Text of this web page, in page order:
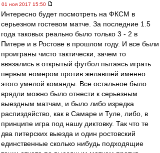
01 ноя 2017 15:50
Интересно будет посмотреть на ФКСМ в
серьезном гостевом матче. За последние 1.5
года таковых реально было только 3 - 2 в
Питере и в Ростове в прошлом году. И все были
проиграны чисто тактически, зачем то
ввязались в открытый футбол пытаясь играть
первым номером против желавшей именно
этого умелой команды. Все остальное было
врядли можно было отнести к серьезным
выездным матчам, и было либо изредка
распиздяйство, как в Самаре и Туле, либо, в
принципе игра под нашу диктовку. Так что те
два питерских выезда и один ростовский
единственные сколько нибудь подходящие